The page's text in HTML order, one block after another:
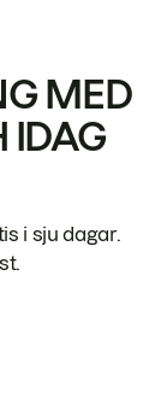
MED
IDAG
i sju dagar.